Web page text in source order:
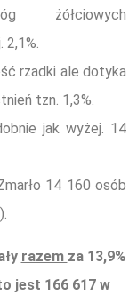
żółciowych
2,1%.
rzadki ale dotyka
tzn. 1,3%.
jak wyżej. 14
14 160 osób
razem za 13,9%
jest 166 617 w